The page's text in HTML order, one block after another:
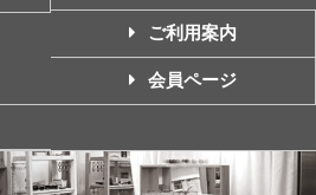
ご利用案内
会員ページ